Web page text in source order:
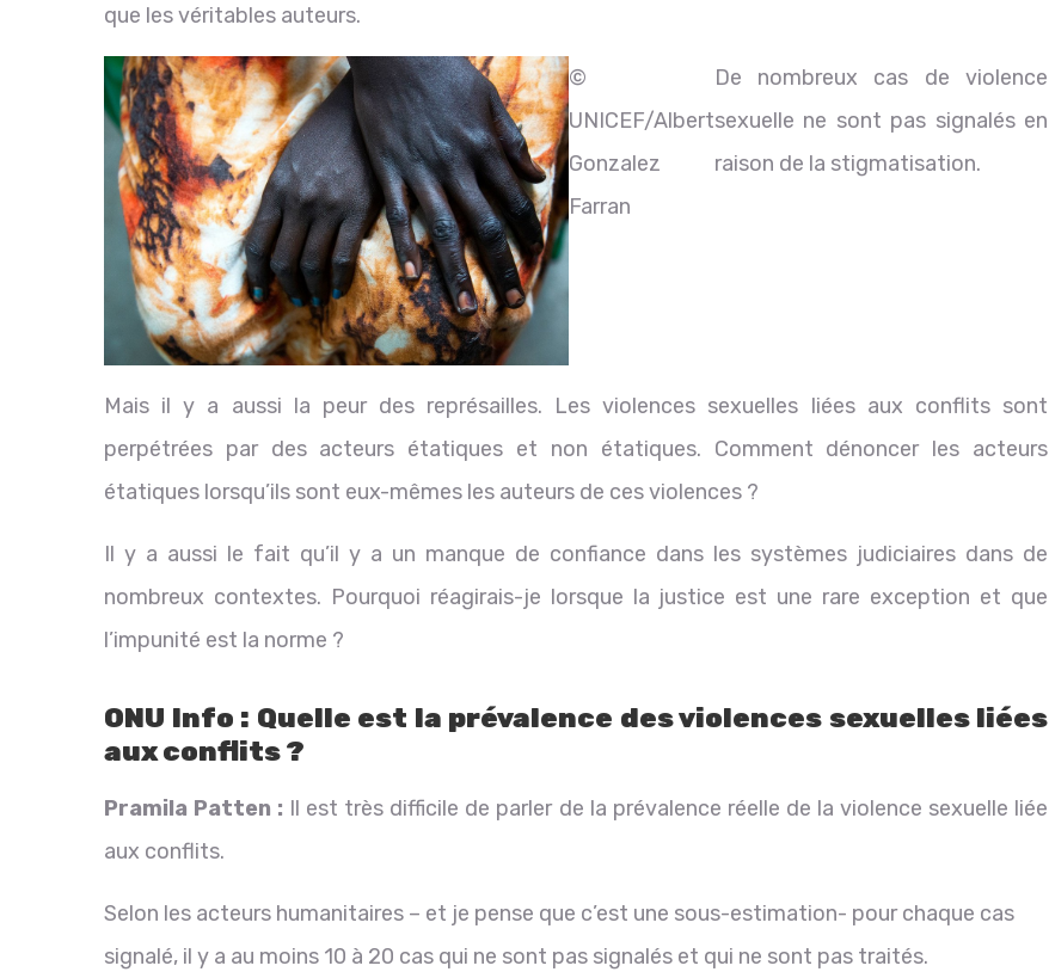
que les véritables auteurs.
©
UNICEF/Albert
Gonzalez
Farran
De nombreux cas de violence
sexuelle ne sont pas signalés en
raison de la stigmatisation.
Mais il y a aussi la peur des représailles. Les violences sexuelles liées aux conflits sont
perpétrées par des acteurs étatiques et non étatiques. Comment dénoncer les acteurs
étatiques lorsqu’ils sont eux-mêmes les auteurs de ces violences ?
Il y a aussi le fait qu’il y a un manque de confiance dans les systèmes judiciaires dans de
nombreux contextes. Pourquoi réagirais-je lorsque la justice est une rare exception et que
l’impunité est la norme ?
ONU Info : Quelle est la prévalence des violences sexuelles liées
aux conflits ?
Pramila Patten : Il est très difficile de parler de la prévalence réelle de la violence sexuelle liée
aux conflits.
Selon les acteurs humanitaires – et je pense que c’est une sous-estimation- pour chaque cas
signalé, il y a au moins 10 à 20 cas qui ne sont pas signalés et qui ne sont pas traités.